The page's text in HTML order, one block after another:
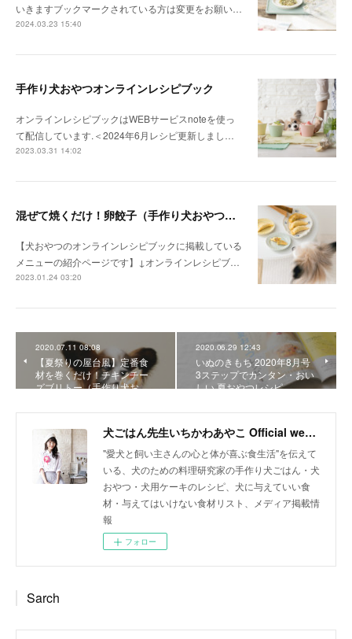
いきますブックマークされている方は変更をお願い…
2024.03.23 15:40
手作り犬おやつオンラインレシピブック
オンラインレシピブックはWEBサービスnoteを使っ
て配信しています.＜2024年6月レシピ更新しまし…
2023.03.31 14:02
混ぜて焼くだけ！卵餃子（手作り犬おやつレシピ）
【犬おやつのオンラインレシピブックに掲載している
メニューの紹介ページです】↓オンラインレシピブ…
2023.01.24 03:20
2020.07.11 08:08
【夏祭りの屋台風】定番食
材を巻くだけ！チキンチー
ズブリトー（手作り犬お…
2020.06.29 12:43
いぬのきもち 2020年8月号
3ステップでカンタン・おい
しい 夏おやつレシピ
犬ごはん先生いちかわあやこ Official web site
"愛犬と飼い主さんの心と体が喜ぶ食生活"を伝えて
いる、犬のための料理研究家の手作り犬ごはん・犬
おやつ・犬用ケーキのレシピ、犬に与えていい食
材・与えてはいけない食材リスト、メディア掲載情
報
フォロー
Sarch